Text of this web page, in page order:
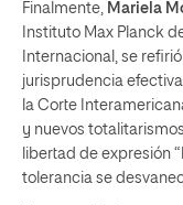
Finalmente, Mariela
Instituto Max Planck
Internacional, se
jurisprudencia
la Corte
y nuevos
libertad de expresión
tolerancia se